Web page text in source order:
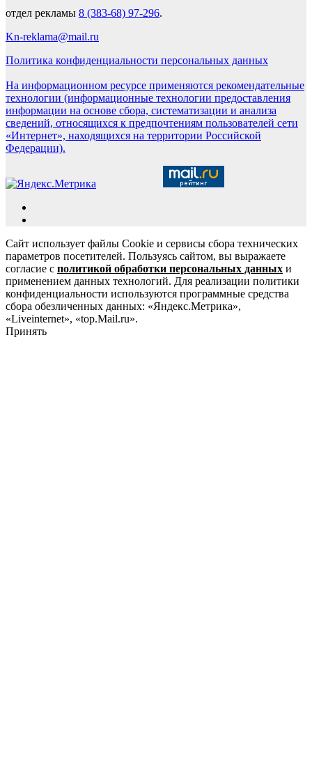
отдел рекламы 8 (383-68) 97-296.
Kn-reklama@mail.ru
Политика конфиденциальности персональных данных
На информационном ресурсе применяются рекомендательные
технологии (информационные технологии предоставления
информации на основе сбора, систематизации и анализа
сведений, относящихся к предпочтениям пользователей сети
«Интернет», находящихся на территории Российской
Федерации).
Сайт использует файлы Cookie и сервисы сбора технических
параметров посетителей. Пользуясь сайтом, вы выражаете
согласие с политикой обработки персональных данных и
применением данных технологий. Для реализации политики
конфиденциальности используются программные средства
сбора обезличенных данных: «Яндекс.Метрика»,
«Liveinternet», «top.Mail.ru».
Принять